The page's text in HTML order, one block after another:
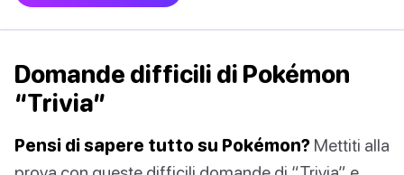
Domande difficili di Pokémon
“Trivia”
Pensi di sapere tutto su Pokémon? Mettiti alla